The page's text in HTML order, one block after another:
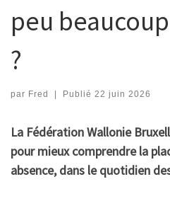
peu
?
par Fred | Publié 22 juin 2026
La Fédération Wallonie
pour mieux comprendre la
absence, dans le quotidien